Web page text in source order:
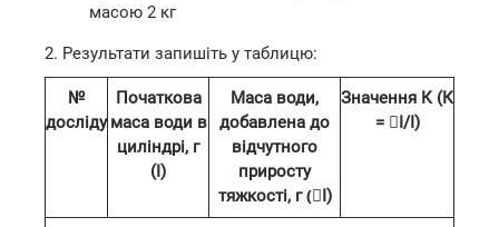
масою 2 кг
2. Результати запишіть у таблицю:
№
досліду
Початкова
маса води в
циліндрі, г
(І)
Маса води,
добавлена до
відчутного
приросту
тяжкості, г (⃤I)
Значення К (К
= ⃤І/І)